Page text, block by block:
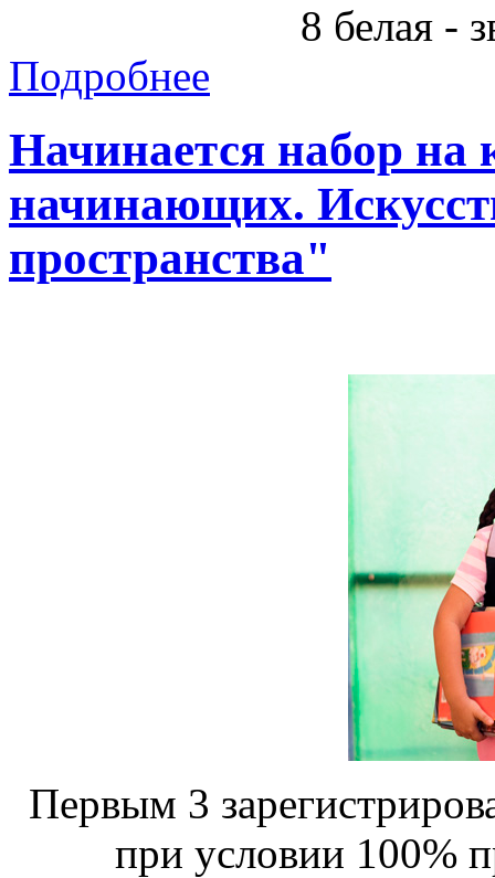
8 белая -
Подробнее
Начинается набор
начинающих.
пространства"
Первым 3
при условии 100%